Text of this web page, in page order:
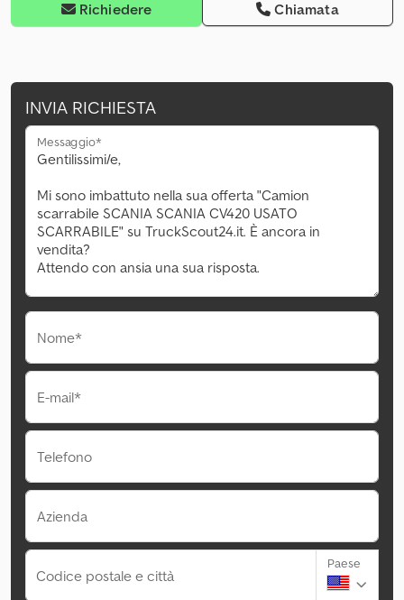
Richiedere Chiamata
INVIA RICHIESTA
Messaggio*
Nome*
E-mail*
Telefono
Azienda
Codice postale e città
Paese